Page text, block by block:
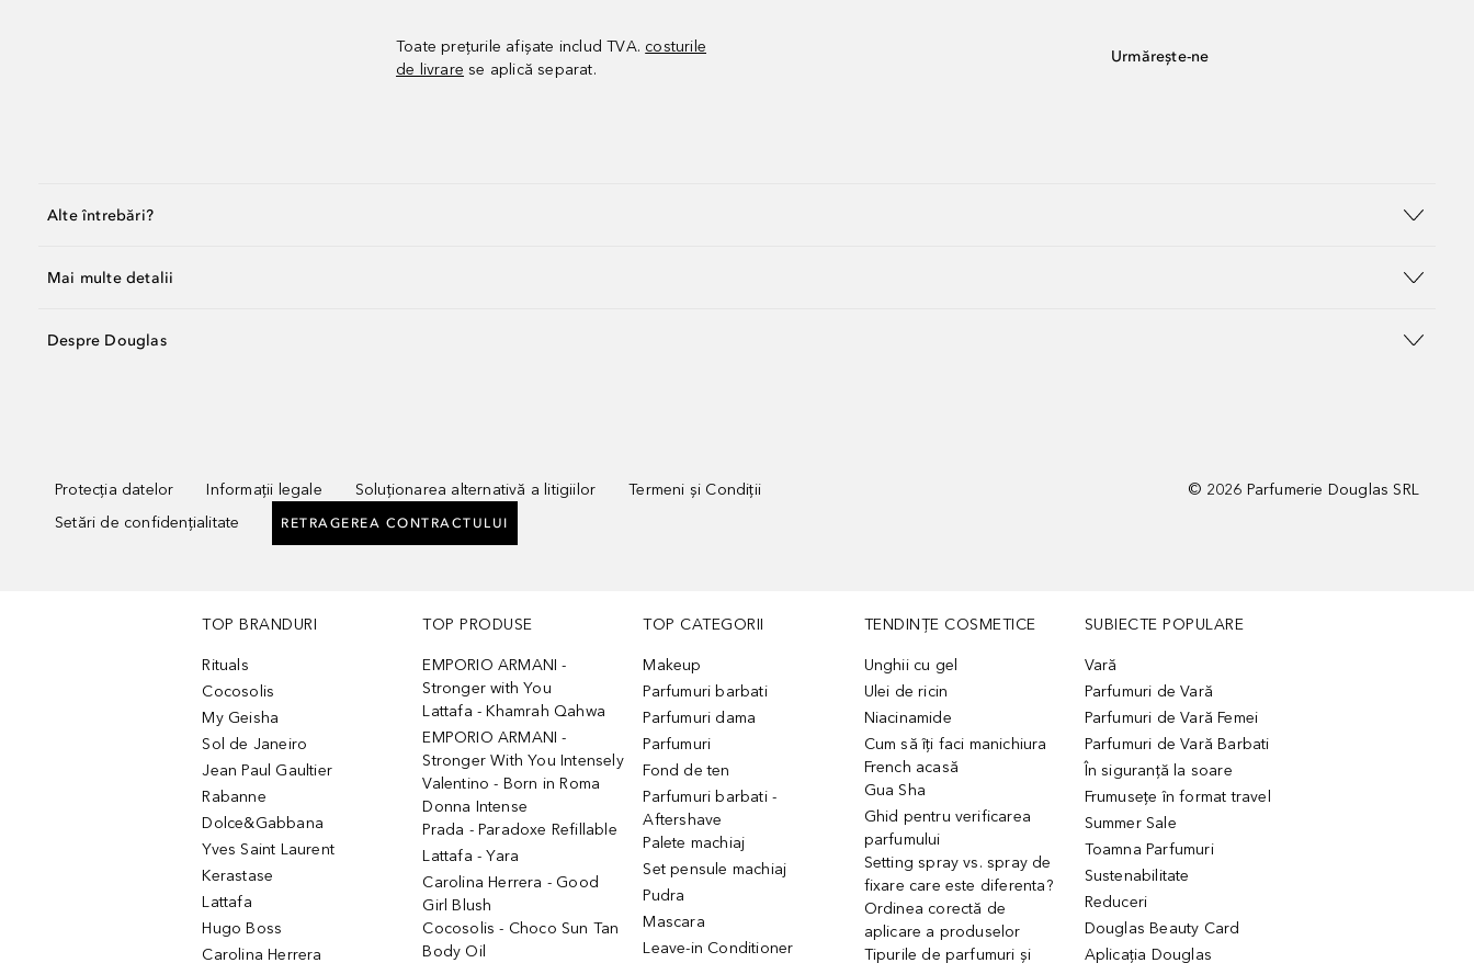
Toate prețurile afișate includ TVA. costurile
de livrare se aplică separat.
Urmărește-ne
Alte întrebări?
Mai multe detalii
Despre Douglas
Protecția datelor Informații legale Soluționarea alternativă a litigiilor
Termeni și Condiții
Setări de confidențialitate
RETRAGEREA CONTRACTULUI
© 2026 Parfumerie Douglas SRL
TOP BRANDURI
Rituals
Cocosolis
My Geisha
Sol de Janeiro
Jean Paul Gaultier
Rabanne
Dolce&Gabbana
Yves Saint Laurent
Kerastase
Lattafa
Hugo Boss
Carolina Herrera
TOP PRODUSE
EMPORIO ARMANI -
Stronger with You
Lattafa - Khamrah Qahwa
EMPORIO ARMANI -
Stronger With You Intensely
Valentino - Born in Roma
Donna Intense
Prada - Paradoxe Refillable
Lattafa - Yara
Carolina Herrera - Good
Girl Blush
Cocosolis - Choco Sun Tan
Body Oil
TOP CATEGORII
Makeup
Parfumuri barbati
Parfumuri dama
Parfumuri
Fond de ten
Parfumuri barbati -
Aftershave
Palete machiaj
Set pensule machiaj
Pudra
Mascara
Leave-in Conditioner
TENDINȚE COSMETICE
Unghii cu gel
Ulei de ricin
Niacinamide
Cum să îți faci manichiura
French acasă
Gua Sha
Ghid pentru verificarea
parfumului
Setting spray vs. spray de
fixare care este diferenta?
Ordinea corectă de
aplicare a produselor
Tipurile de parfumuri și
SUBIECTE POPULARE
Vară
Parfumuri de Vară
Parfumuri de Vară Femei
Parfumuri de Vară Barbati
În siguranță la soare
Frumusețe în format travel
Summer Sale
Toamna Parfumuri
Sustenabilitate
Reduceri
Douglas Beauty Card
Aplicația Douglas